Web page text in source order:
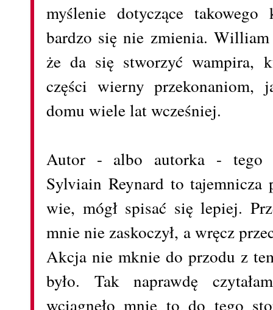
myślenie dotyczące
bardzo się nie zmienia.
że da się stworzyć wampira,
części wierny przekonaniom,
domu wiele lat wcześniej.
Autor - albo autorka - tego
Sylviain Reynard to
wie, mógł spisać się lepiej.
mnie nie zaskoczył, a wręcz
Akcja nie mknie do przodu z
było. Tak naprawdę
wciągnęło mnie to do tego